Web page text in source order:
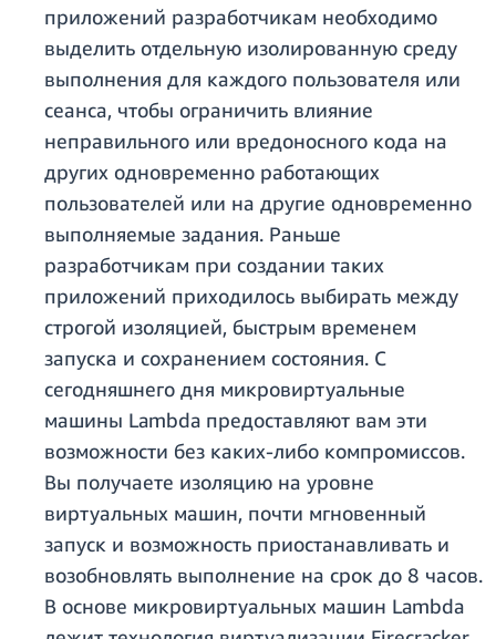
приложений разработчикам необходимо
выделить отдельную изолированную среду
выполнения для каждого пользователя или
сеанса, чтобы ограничить влияние
неправильного или вредоносного кода на
других одновременно работающих
пользователей или на другие одновременно
выполняемые задания. Раньше
разработчикам при создании таких
приложений приходилось выбирать между
строгой изоляцией, быстрым временем
запуска и сохранением состояния. С
сегодняшнего дня микровиртуальные
машины Lambda предоставляют вам эти
возможности без каких-либо компромиссов.
Вы получаете изоляцию на уровне
виртуальных машин, почти мгновенный
запуск и возможность приостанавливать и
возобновлять выполнение на срок до 8 часов.
В основе микровиртуальных машин Lambda